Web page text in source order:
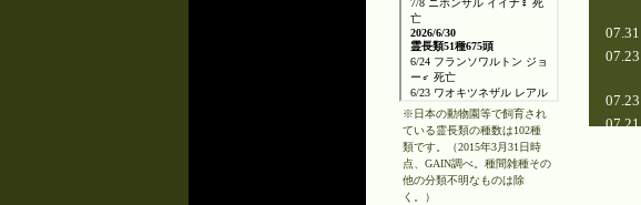
07.31
07.23
07.23
07.21
※日本の動物園等で飼育され
ている霊長類の種数は102種
類です。（2015年3月31日時
点、GAIN調べ。種間雑種その
他の分類不明なものは除
く。）